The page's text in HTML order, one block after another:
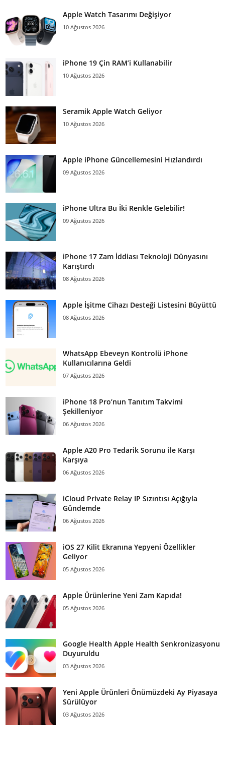
Apple Watch Tasarımı Değişiyor
10 Ağustos 2026
iPhone 19 Çin RAM’i Kullanabilir
10 Ağustos 2026
Seramik Apple Watch Geliyor
10 Ağustos 2026
Apple iPhone Güncellemesini Hızlandırdı
09 Ağustos 2026
iPhone Ultra Bu İki Renkle Gelebilir!
09 Ağustos 2026
iPhone 17 Zam İddiası Teknoloji Dünyasını
Karıştırdı
08 Ağustos 2026
Apple İşitme Cihazı Desteği Listesini Büyüttü
08 Ağustos 2026
WhatsApp Ebeveyn Kontrolü iPhone
Kullanıcılarına Geldi
07 Ağustos 2026
iPhone 18 Pro’nun Tanıtım Takvimi
Şekilleniyor
06 Ağustos 2026
Apple A20 Pro Tedarik Sorunu ile Karşı
Karşıya
06 Ağustos 2026
iCloud Private Relay IP Sızıntısı Açığıyla
Gündemde
06 Ağustos 2026
iOS 27 Kilit Ekranına Yepyeni Özellikler
Geliyor
05 Ağustos 2026
Apple Ürünlerine Yeni Zam Kapıda!
05 Ağustos 2026
Google Health Apple Health Senkronizasyonu
Duyuruldu
03 Ağustos 2026
Yeni Apple Ürünleri Önümüzdeki Ay Piyasaya
Sürülüyor
03 Ağustos 2026